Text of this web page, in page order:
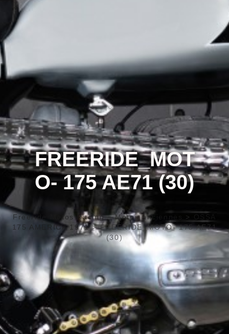
FREERIDE_MOT
O- 175 AE71 (30)
Freeride Motos Racing>Motos anciennes >
175 AMERICA 1971>FREERIDE_MOTO- 175 AE71
(30)